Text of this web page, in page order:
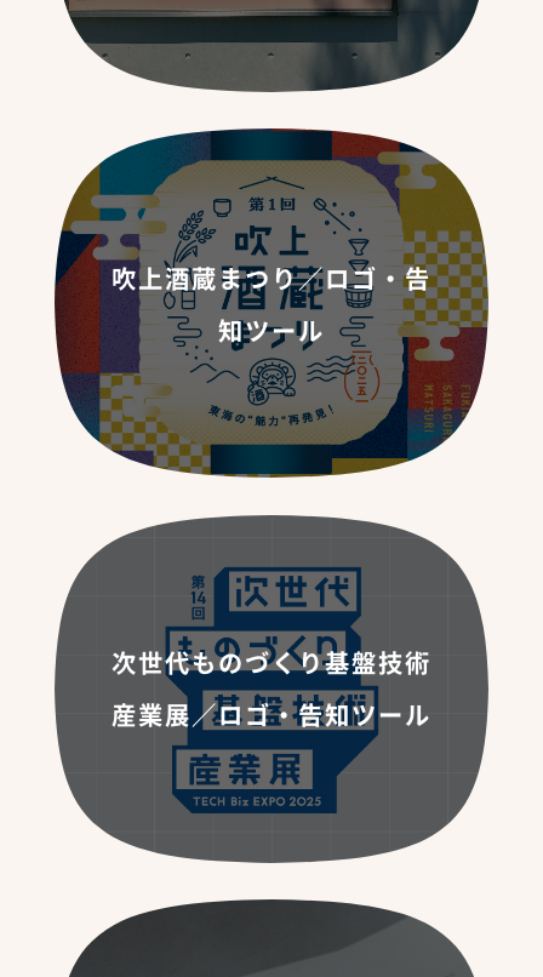
吹上酒蔵まつり／ロゴ・告
知ツール
次世代ものづくり基盤技術
産業展／ロゴ・告知ツール